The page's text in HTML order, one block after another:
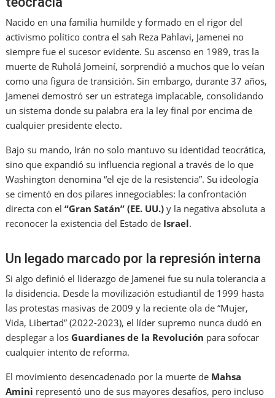
Nacido en una familia humilde y formado en el rigor del
activismo político contra el sah Reza Pahlavi, Jamenei no
siempre fue el sucesor evidente. Su ascenso en 1989, tras la
muerte de Ruholá Jomeiní, sorprendió a muchos que lo veían
como una figura de transición. Sin embargo, durante 37 años,
Jamenei demostró ser un estratega implacable, consolidando
un sistema donde su palabra era la ley final por encima de
cualquier presidente electo.
Bajo su mando, Irán no solo mantuvo su identidad teocrática,
sino que expandió su influencia regional a través de lo que
Washington denomina “el eje de la resistencia”. Su ideología
se cimentó en dos pilares innegociables: la confrontación
directa con el“Gran Satán” (EE. UU.) y la negativa absoluta a
reconocer la existencia del Estado de Israel.
Un legado marcado por la represión interna
Si algo definió el liderazgo de Jamenei fue su nula tolerancia a
la disidencia. Desde la movilización estudiantil de 1999 hasta
las protestas masivas de 2009 y la reciente ola de “Mujer,
Vida, Libertad” (2022-2023), el líder supremo nunca dudó en
desplegar a los Guardianes de la Revolución para sofocar
cualquier intento de reforma.
El movimiento desencadenado por la muerte de Mahsa
Amini representó uno de sus mayores desafíos, pero incluso